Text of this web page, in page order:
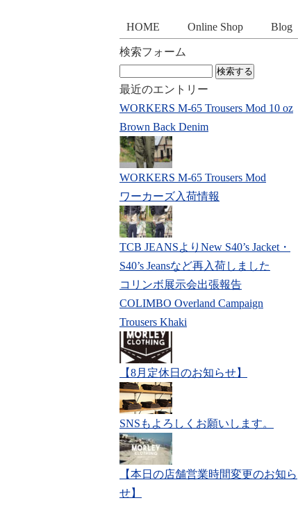
HOME Online Shop Blog
検索フォーム
索:
最近のエントリー
WORKERS M-65 Trousers Mod 10 oz
Brown Back Denim
WORKERS M-65 Trousers Mod
ワーカーズ入荷情報
TCB JEANSよりNew S40’s Jacket・
S40’s Jeansなど再入荷しました
コリンボ展示会出張報告
COLIMBO Overland Campaign
Trousers Khaki
【8月定休日のお知らせ】
SNSもよろしくお願いします。
【本日の店舗営業時間変更のお知ら
せ】